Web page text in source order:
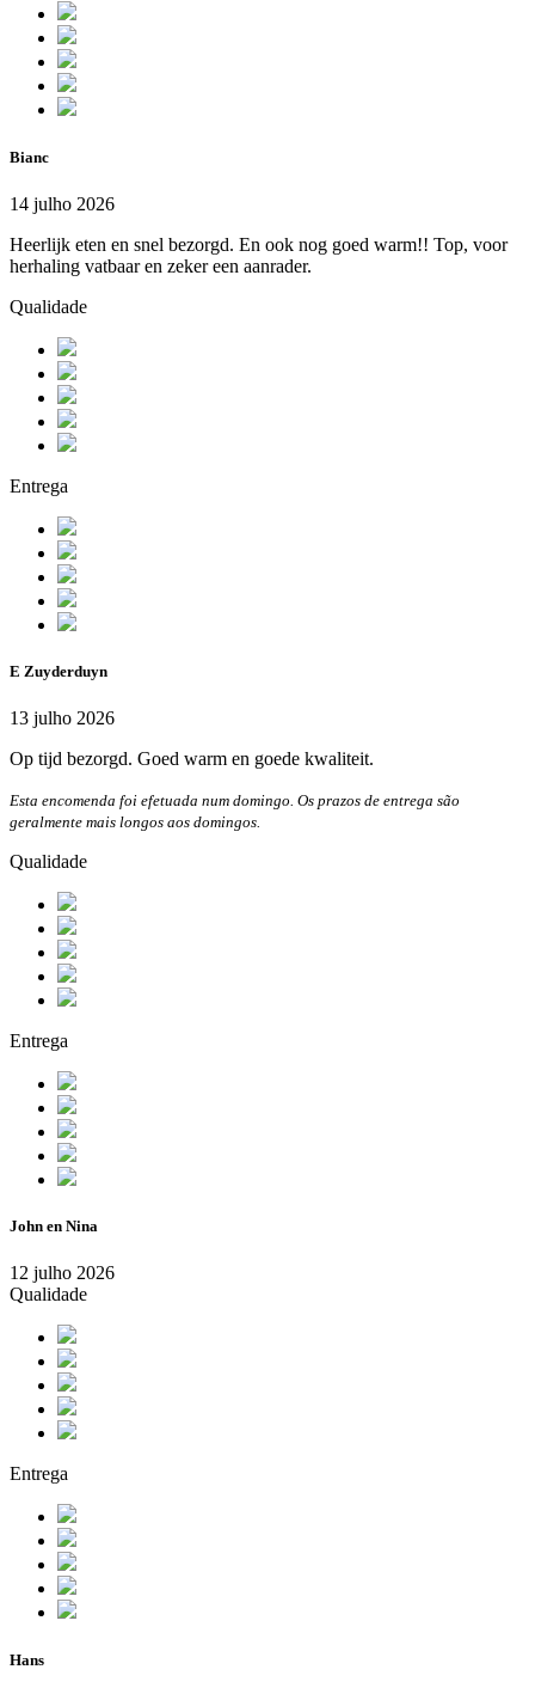
Bianc
14 julho 2026
Heerlijk eten en snel bezorgd. En ook nog goed warm!! Top, voor
herhaling vatbaar en zeker een aanrader.
Qualidade
Entrega
E Zuyderduyn
13 julho 2026
Op tijd bezorgd. Goed warm en goede kwaliteit.
Esta encomenda foi efetuada num domingo. Os prazos de entrega são
geralmente mais longos aos domingos.
Qualidade
Entrega
John en Nina
12 julho 2026
Qualidade
Entrega
Hans